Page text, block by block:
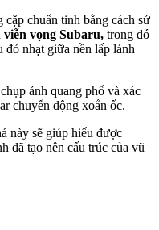
chuẩn tinh bằng cách sử
vọng Subaru, trong đó
đỏ nhạt giữa nền lấp lánh
ảnh quang phổ và xác
chuyển động xoắn ốc.
này sẽ giúp hiểu được
đã tạo nên cấu trúc của vũ